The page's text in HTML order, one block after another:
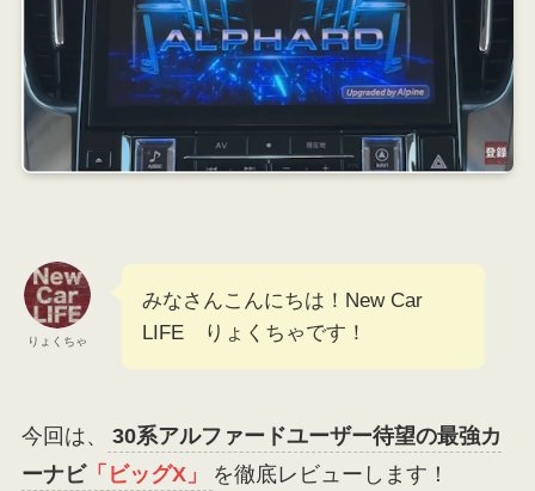
りょくちゃ
みなさんこんにちは！New Car
LIFE りょくちゃです！
今回は、
30系アルファードユーザー待望の最強カ
ーナビ「ビッグX」 を徹底レビューします！